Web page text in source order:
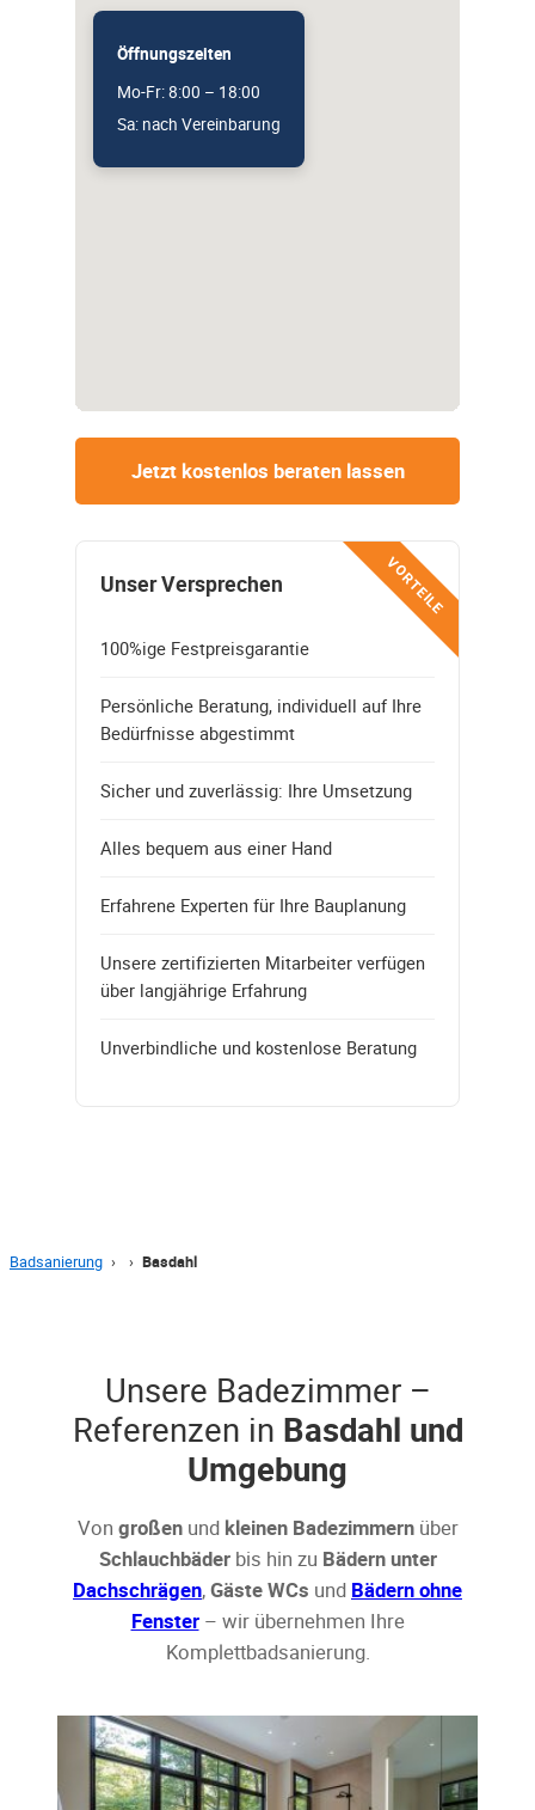
Öffnungszeiten
Mo-Fr: 8:00 – 18:00
Sa: nach Vereinbarung
Jetzt kostenlos beraten lassen
VORTEILE
Unser Versprechen
100%ige Festpreisgarantie
Persönliche Beratung, individuell auf Ihre
Bedürfnisse abgestimmt
Sicher und zuverlässig: Ihre Umsetzung
Alles bequem aus einer Hand
Erfahrene Experten für Ihre Bauplanung
Unsere zertifizierten Mitarbeiter verfügen
über langjährige Erfahrung
Unverbindliche und kostenlose Beratung
Badsanierung › › Basdahl
Unsere Badezimmer –
Referenzen in Basdahl und
Umgebung
Von großenund kleinen Badezimmernüber
Schlauchbäderbis hin zu Bädern unter
Dachschrägen,Gäste WCs und Bädern ohne
Fenster– wir übernehmen Ihre
Komplettbadsanierung.